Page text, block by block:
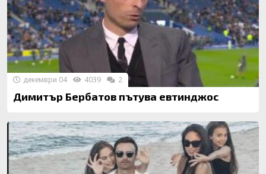
Димитър Бербатов пътува евтинджос
декември 04 4039 2